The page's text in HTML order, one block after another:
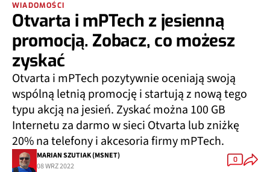
WIADOMOŚCI
Otvarta i mPTech z jesienną
promocją. Zobacz, co możesz
zyskać
Otvarta i mPTech pozytywnie oceniają swoją
wspólną letnią promocję i startują z nową tego
typu akcją na jesień. Zyskać można 100 GB
Internetu za darmo w sieci Otvarta lub zniżkę
20% na telefony i akcesoria firmy mPTech.
MARIAN SZUTIAK (MSNET)
08 WRZ 2022
0